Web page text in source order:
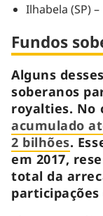
Ilhabela (SP) –
Fundos
Alguns
soberanos
royalties. No
acumulado
2 bilhões.
em 2017,
total da
participações